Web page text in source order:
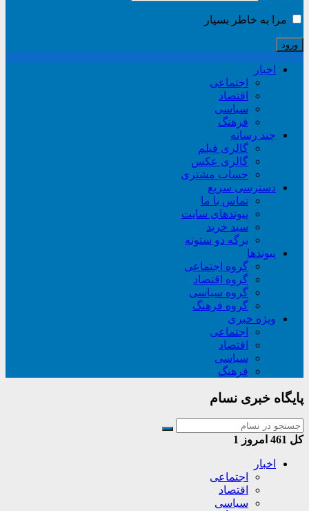
مرا به خاطر بسپار
اخبار
اجتماعی
اقتصاد
سیاسی
فرهنگ
چند رسانه
گالری فیلم
گالری عکس
حساب مشتری
دسترسی سریع
تماس با ما
پیوندهای سایت
سبد خريد
برگه دو ستونه
پیوندها
گروه اجتماعی
گروه اقتصاد
گروه سیاسی
گروه فرهنگ
ویژه خبری
اجتماعی
اقتصاد
سیاسی
فرهنگ
پایگاه خبری نسام
کل امروز 1
اخبار
اجتماعی
اقتصاد
سیاسی